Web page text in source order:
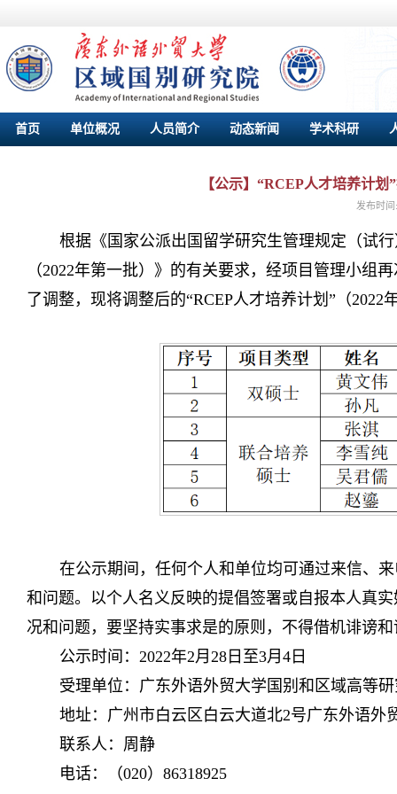
首页 单位概况 人员简介 动态新闻 学术科研
【公示】“RCEP人才培养计
发布时
根据《国家公派出国留学研究生管理规定（试
（2022年第一批）》的有关要求，经项目管理小组
了调整，现将调整后的“RCEP人才培养计划”（
在公示期间，任何个人和单位均可通过来信、
和问题。以个人名义反映的提倡签署或自报本人真
况和问题，要坚持实事求是的原则，不得借机诽谤
公示时间：2022年2月28日至3月4日
受理单位：广东外语外贸大学国别和区域高等
地址：广州市白云区白云大道北2号广东外语外
联系人：周静
电话：（020）86318925